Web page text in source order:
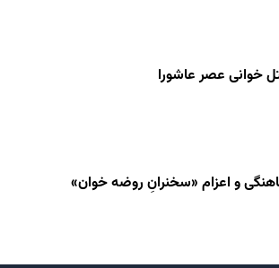
خوانی عصر عاشورا
و اعزام «سخنرانِ روضه خوان»